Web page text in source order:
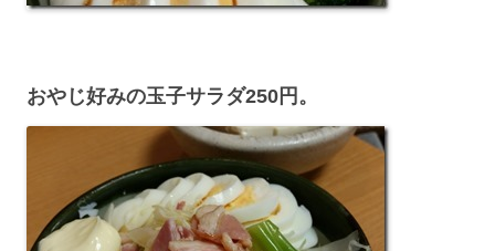
おやじ好みの玉子サラダ250円。